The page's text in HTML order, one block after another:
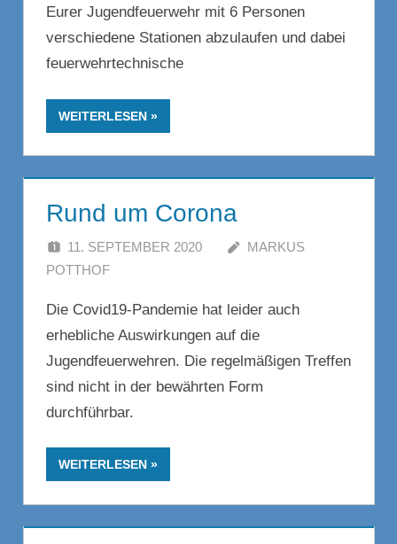
Eurer Jugendfeuerwehr mit 6 Personen
verschiedene Stationen abzulaufen und dabei
feuerwehrtechnische
WEITERLESEN
Rund um Corona
11. SEPTEMBER 2020
MARKUS
POTTHOF
Die Covid19-Pandemie hat leider auch
erhebliche Auswirkungen auf die
Jugendfeuerwehren. Die regelmäßigen Treffen
sind nicht in der bewährten Form
durchführbar.
WEITERLESEN